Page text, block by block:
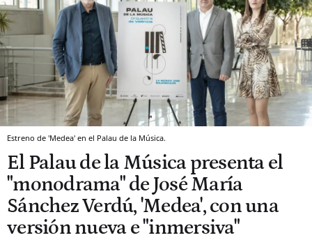
Estreno de 'Medea' en el Palau de la Música.
El Palau de la Música presenta el
"monodrama" de José María
Sánchez Verdú, 'Medea', con una
versión nueva e "inmersiva"